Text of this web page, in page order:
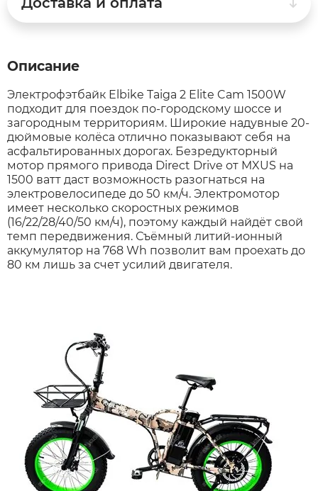
Volteco
Voltrix
Wellness
Wenbo
Zaxboard
Сянчу
Описание
Электрофэтбайк Elbike Taiga 2 Elite Cam 1500W
подходит для поездок по-городскому шоссе и
загородным территориям. Широкие надувные 20-
дюймовые колёса отлично показывают себя на
асфальтированных дорогах. Безредукторный
мотор прямого привода Direct Drive от MXUS на
1500 ватт даст возможность разогнаться на
электровелосипеде до 50 км/ч. Электромотор
имеет несколько скоростных режимов
(16/22/28/40/50 км/ч), поэтому каждый найдёт свой
темп передвижения. Съёмный литий-ионный
аккумулятор на 768 Wh позволит вам проехать до
80 км лишь за счет усилий двигателя.